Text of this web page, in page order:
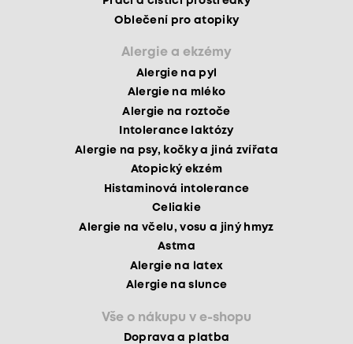
Oblečení pro atopiky
Alergie a ekzémy
Alergie na pyl
Alergie na mléko
Alergie na roztoče
Intolerance laktózy
Alergie na psy, kočky a jiná zvířata
Atopický ekzém
Histaminová intolerance
Celiakie
Alergie na včelu, vosu a jiný hmyz
Astma
Alergie na latex
Alergie na slunce
Vše o nákupu v e-shopu
Doprava a platba